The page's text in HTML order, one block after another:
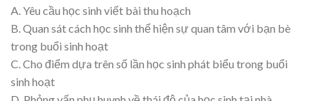
A. Yêu cầu học sinh viết bài thu hoạch
B. Quan sát cách học sinh thể hiện sự quan tâm với bạn bè
trong buổi sinh hoạt
C. Cho điểm dựa trên số lần học sinh phát biểu trong buổi
sinh hoạt